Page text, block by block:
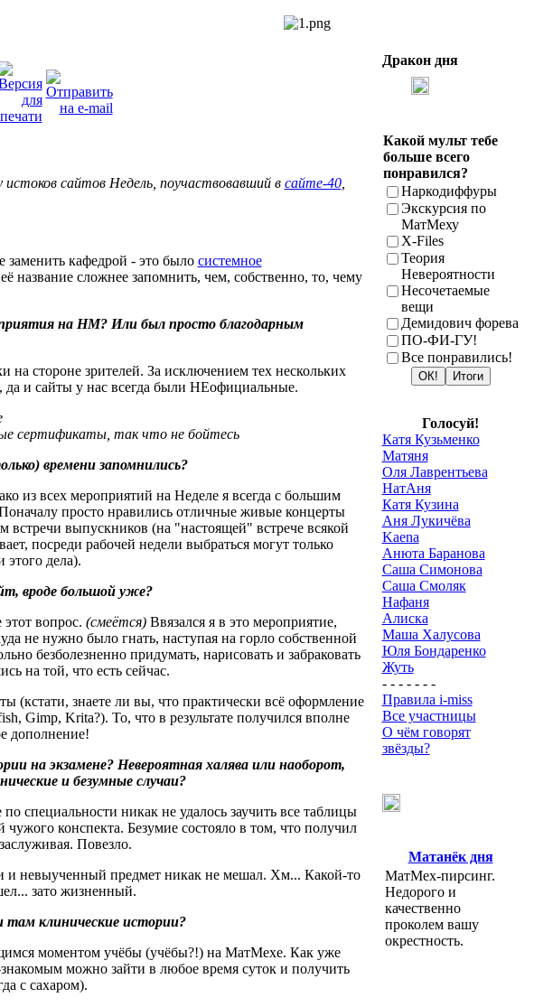
сайтов Недель, поучаствовавший в сайте-40,
кафедрой - это было системное
название сложнее запомнить, чем, собственно, то, чему
на НМ? Или был просто благодарным
на стороне зрителей. За исключением тех нескольких
да и сайты у нас всегда были НЕофициальные.
сертификаты, так что не бойтесь
времени запомнились?
из всех мероприятий на Неделе я всегда с большим
просто нравились отличные живые концерты
встречи выпускников (на "настоящей" встрече всякой
посреди рабочей недели выбраться могут только
дела).
вроде большой уже?
вопрос. (смеётся) Ввязался я в это мероприятие,
не нужно было гнать, наступая на горло собственной
безболезненно придумать, нарисовать и забраковать
на той, что есть сейчас.
(кстати, знаете ли вы, что практически всё оформление
Gimp, Krita?). То, что в результате получился вполне
дополнение!
на экзамене? Невероятная халява или наоборот,
и безумные случаи?
специальности никак не удалось заучить все таблицы
конспекта. Безумие состояло в том, что получил
Повезло.
и невыученный предмет никак не мешал. Хм... Какой-то
зато жизненный.
там клинические истории?
моментом учёбы (учёбы?!) на МатМехе. Как уже
можно зайти в любое время суток и получить
с сахаром).
Дракон дня
Какой мульт тебе
больше всего
понравился?
Наркодиффуры
Экскурсия по
МатМеху
X-Files
Теория
Невероятности
Несочетаемые
вещи
Демидович форева
ПО-ФИ-ГУ!
Все понравились!
ОК! Итоги
Голосуй!
Катя Кузьменко
Матяня
Оля Лаврентьева
НатАня
Катя Кузина
Аня Лукичёва
Kaena
Анюта Баранова
Саша Симонова
Саша Смоляк
Нафаня
Алиска
Маша Халусова
Юля Бондаренко
Жуть
- - - - - - -
Правила i-miss
Все участницы
О чём говорят
звёзды?
Матанёк дня
МатМех-пирсинг.
Недорого и
качественно
проколем вашу
окрестность.